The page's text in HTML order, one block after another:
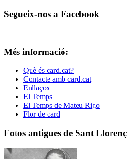
Segueix-nos a Facebook
Més informació:
Què és card.cat?
Contacte amb card.cat
Enllaços
El Temps
El Temps de Mateu Rigo
Flor de card
Fotos antigues de Sant Llorenç